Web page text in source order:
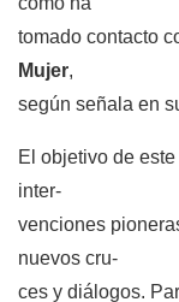
tomado contacto
Mujer,
según señala en
El objetivo de
inter-
venciones
nuevos cru-
ces y diálogos.